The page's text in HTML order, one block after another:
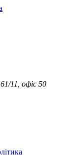
11, офіс 50